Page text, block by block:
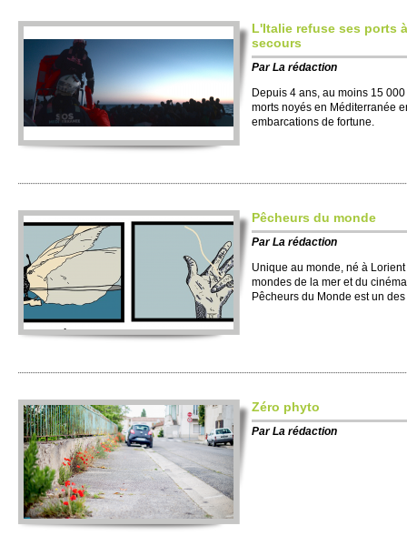
L'Italie refuse ses ports
secours
ParLa rédaction
Depuis 4 ans, au moins 15
morts noyés en Méditerranée
embarcations de fortune.
Pêcheurs du monde
ParLa rédaction
Unique au monde, né à
mondes de la mer et du
Pêcheurs du Monde est un
Zéro phyto
ParLa rédaction